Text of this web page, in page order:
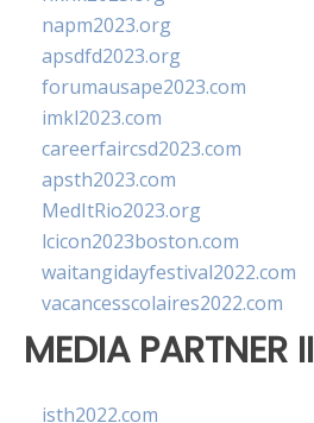
napm2023.org
apsdfd2023.org
forumausape2023.com
imkl2023.com
careerfaircsd2023.com
apsth2023.com
MedItRio2023.org
lcicon2023boston.com
waitangidayfestival2022.com
vacancesscolaires2022.com
MEDIA PARTNER II
isth2022.com